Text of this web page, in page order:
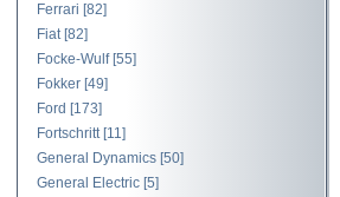
Ferrari [82]
Fiat [82]
Focke-Wulf [55]
Fokker [49]
Ford [173]
Fortschritt [11]
General Dynamics [50]
General Electric [5]